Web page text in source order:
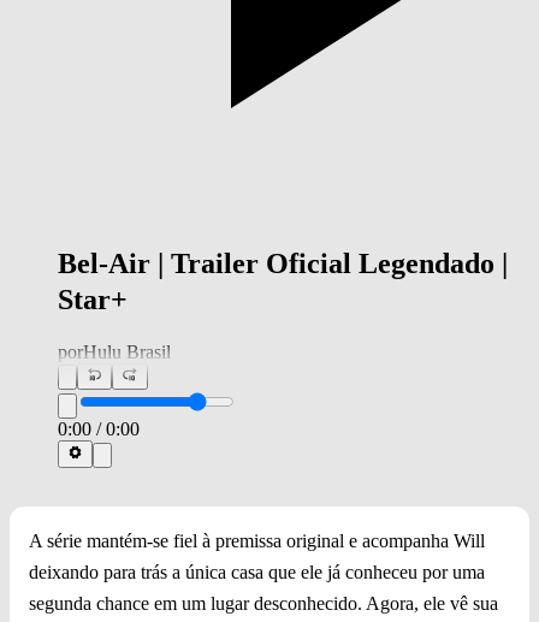
Bel-Air | Trailer Oficial Legendado |
Star+
porHulu Brasil
0:00 /0:00
A série mantém-se fiel à premissa original e acompanha Will
deixando para trás a única casa que ele já conheceu por uma
segunda chance em um lugar desconhecido. Agora, ele vê sua